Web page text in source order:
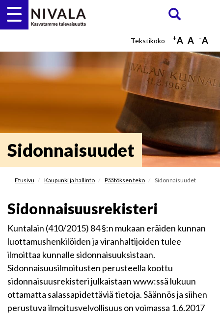
Hyppää
pääsisältöön
ETSI
-A
A
+A
Sidonnaisuudet
Etusivu Kaupunki ja hallinto Päätöksen teko Sidonnaisuudet
Sidonnaisuusrekisteri
Kuntalain (410/2015) 84 §:n mukaan eräiden kunnan
luottamushenkilöiden ja viranhaltijoiden tulee
ilmoittaa kunnalle sidonnaisuuksistaan.
Sidonnaisuusilmoitusten perusteella koottu
sidonnaisuusrekisteri julkaistaan www:ssä lukuun
ottamatta salassapidettäviä tietoja. Säännös ja siihen
perustuva ilmoitusvelvollisuus on voimassa 1.6.2017